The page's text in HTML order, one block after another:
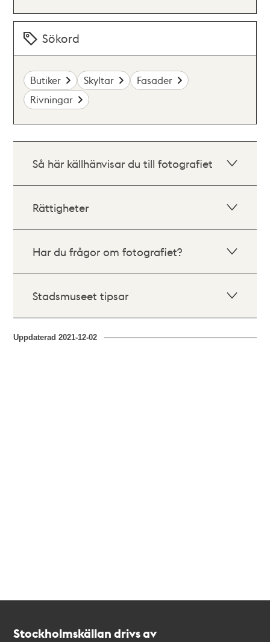
Sökord
Butiker Skyltar
Fasader
Rivningar
Så här källhänvisar du till fotografiet
Rättigheter
Har du frågor om fotografiet?
Stadsmuseet tipsar
Uppdaterad2021-12-02
Stockholmskällan drivs av